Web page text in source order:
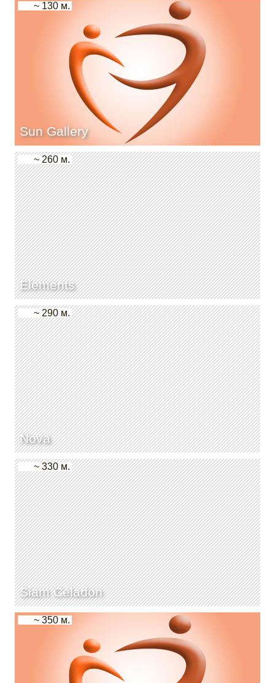
Sun Gallery
~ 130 м.
Elements
~ 260 м.
Nova
~ 290 м.
Siam Celadon
~ 330 м.
~ 350 м.